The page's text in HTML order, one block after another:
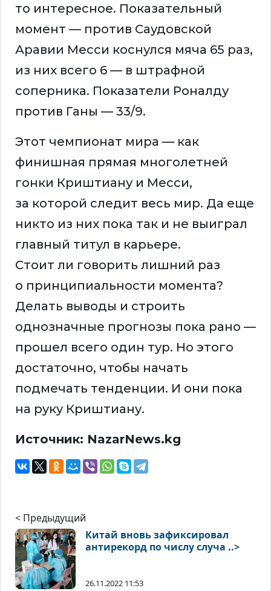
то интересное. Показательный
момент — против Саудовской
Аравии Месси коснулся мяча 65 раз,
из них всего 6 — в штрафной
соперника. Показатели Роналду
против Ганы — 33/9.
Этот чемпионат мира — как
финишная прямая многолетней
гонки Криштиану и Месси,
за которой следит весь мир. Да еще
никто из них пока так и не выиграл
главный титул в карьере.
Стоит ли говорить лишний раз
о принципиальности момента?
Делать выводы и строить
однозначные прогнозы пока рано —
прошел всего один тур. Но этого
достаточно, чтобы начать
подмечать тенденции. И они пока
на руку Криштиану.
Источник: NazarNews.kg
< Предыдущий
Китай вновь зафиксировал
антирекорд по числу случа ..>
26.11.2022 11:53